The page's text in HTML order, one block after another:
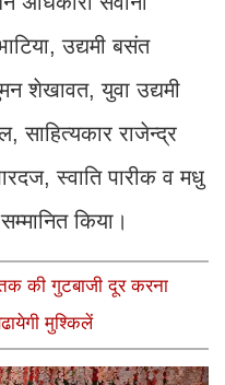
उद्यमी बसंत
शेखावत, युवा उद्यमी
साहित्यकार राजेन्द्र
स्वाति पारीक व मधु
किया।
की गुटबाजी दूर करना
मुश्किलें